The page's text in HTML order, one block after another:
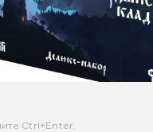
Ctrl+Enter.